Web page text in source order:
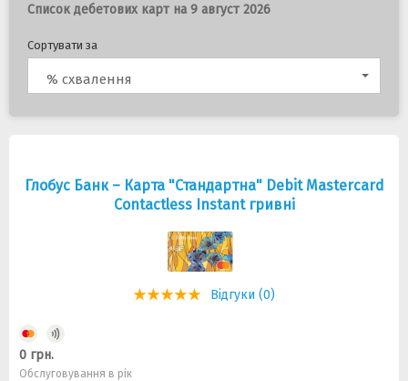
Список дебетових карт на 9 август 2026
Сортувати за
% схвалення
Глобус Банк – Карта "Стандартна" Debit Mastercard
Contactless Instant гривні
Відгуки (0)
0 грн.
Обслуговування в рік